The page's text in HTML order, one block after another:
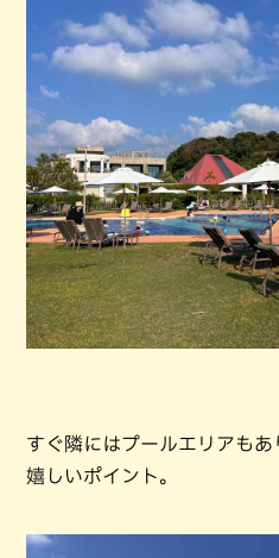
すぐ隣にはプールエリアも
嬉しいポイント。